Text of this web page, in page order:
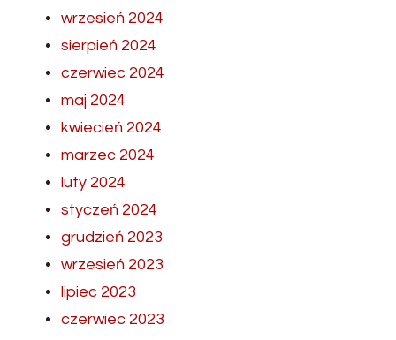
wrzesień 2024
sierpień 2024
czerwiec 2024
maj 2024
kwiecień 2024
marzec 2024
luty 2024
styczeń 2024
grudzień 2023
wrzesień 2023
lipiec 2023
czerwiec 2023